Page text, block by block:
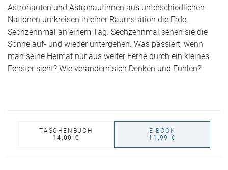
Astronauten und Astronautinnen aus unterschiedlichen
Nationen umkreisen in einer Raumstation die Erde.
Sechzehnmal an einem Tag. Sechzehnmal sehen sie die
Sonne auf- und wieder untergehen. Was passiert, wenn
man seine Heimat nur aus weiter Ferne durch ein kleines
Fenster sieht? Wie verändern sich Denken und Fühlen?
TASCHENBUCH
14,00 €
E-BOOK
11,99 €